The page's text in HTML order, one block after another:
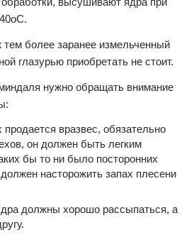
оС.
более заранее измельченный
глазурью приобретать не стоит.
нужно обращать внимание
продается вразвес, обязательно
он должен быть легким
бы то ни было посторонних
насторожить запах плесени
должны хорошо рассыпаться, а